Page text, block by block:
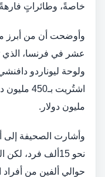
خاصةً، وطائراتٍ
وأوضحت أن من أبرز
ولوحة ليوناردو
مليون دولار.
وأشارت الصحيفة إلى
نحو 15ألف فرد،
حوالي ألفين من أفراد